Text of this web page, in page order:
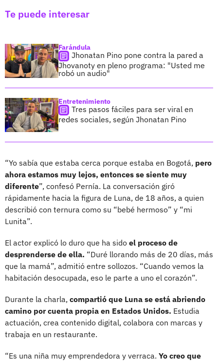
Te puede interesar
Farándula
Jhonatan Pino pone contra la pared a
Jhovanoty en pleno programa: "Usted me
robó un audio"
Entretenimiento
Tres pasos fáciles para ser viral en
redes sociales, según Jhonatan Pino
“Yo sabía que estaba cerca porque estaba en Bogotá, pero
ahora estamos muy lejos, entonces se siente muy
diferente”, confesó Pernía. La conversación giró
rápidamente hacia la figura de Luna, de 18 años, a quien
describió con ternura como su “bebé hermoso” y “mi
Lunita”.
El actor explicó lo duro que ha sido el proceso de
desprenderse de ella. “Duré llorando más de 20 días, más
que la mamá”, admitió entre sollozos. “Cuando vemos la
habitación desocupada, eso le parte a uno el corazón”.
Durante la charla, compartió que Luna se está abriendo
camino por cuenta propia en Estados Unidos. Estudia
actuación, crea contenido digital, colabora con marcas y
trabaja en un restaurante.
“Es una niña muy emprendedora y verraca. Yo creo que